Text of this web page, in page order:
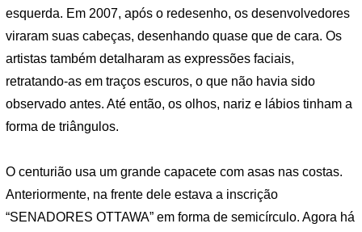
esquerda. Em 2007, após o redesenho, os desenvolvedores
viraram suas cabeças, desenhando quase que de cara. Os
artistas também detalharam as expressões faciais,
retratando-as em traços escuros, o que não havia sido
observado antes. Até então, os olhos, nariz e lábios tinham a
forma de triângulos.
O centurião usa um grande capacete com asas nas costas.
Anteriormente, na frente dele estava a inscrição
“SENADORES OTTAWA” em forma de semicírculo. Agora há